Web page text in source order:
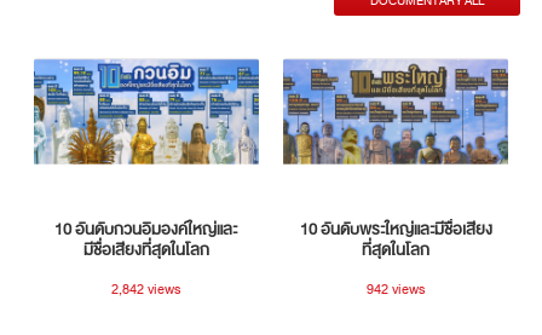
10 อันดับกวนอิมองค์ใหญ่และ
มีชื่อเสียงที่สุดในโลก
2,842 views
10 อันดับพระใหญ่และมีชื่อเสียง
ที่สุดในโลก
942 views